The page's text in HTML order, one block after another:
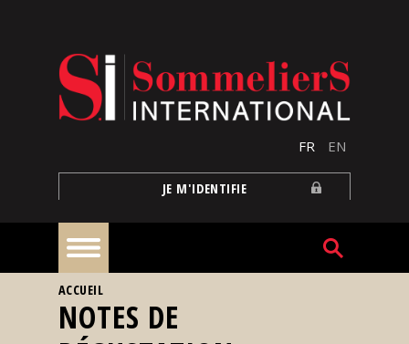
FR EN
JE M'IDENTIFIE
À
la
une
VOUS ÊTES ICI
ACCUEIL
NOTES DE